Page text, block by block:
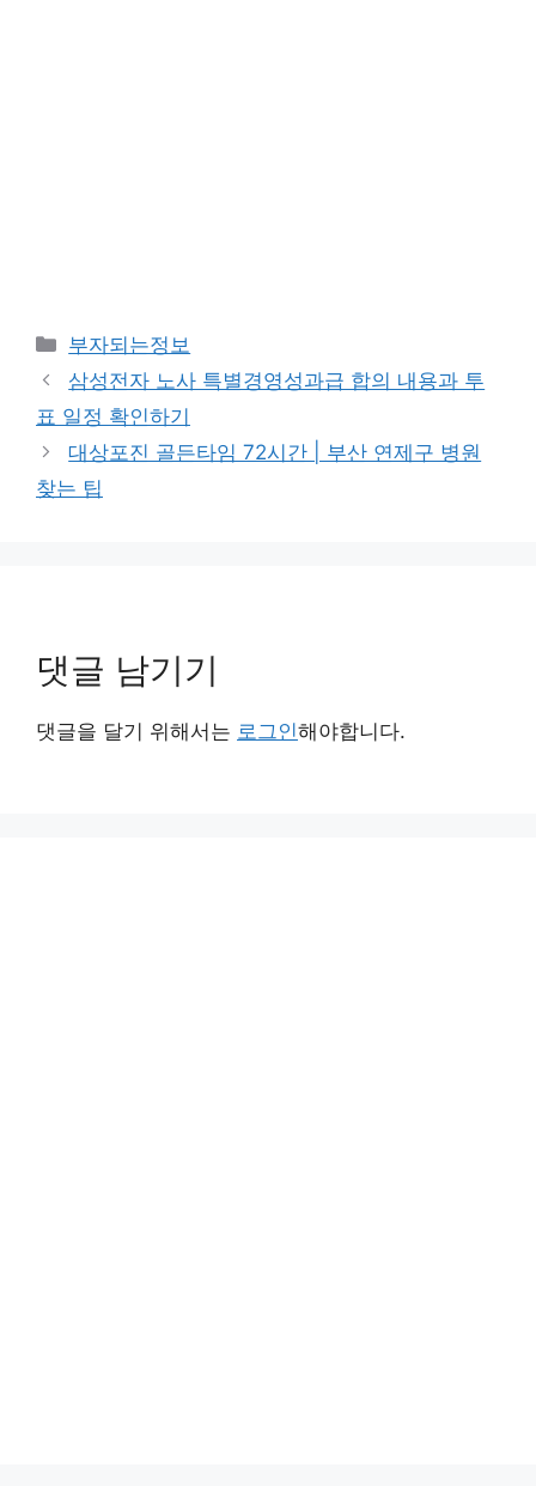
카
테
리
부자되는정보
삼성전자 노사 특별경영성과급 합의 내용과 투
표 일정 확인하기
대상포진 골든타임 72시간 | 부산 연제구 병원
찾는 팁
댓글 남기기
댓글을 달기 위해서는 로그인해야합니다.